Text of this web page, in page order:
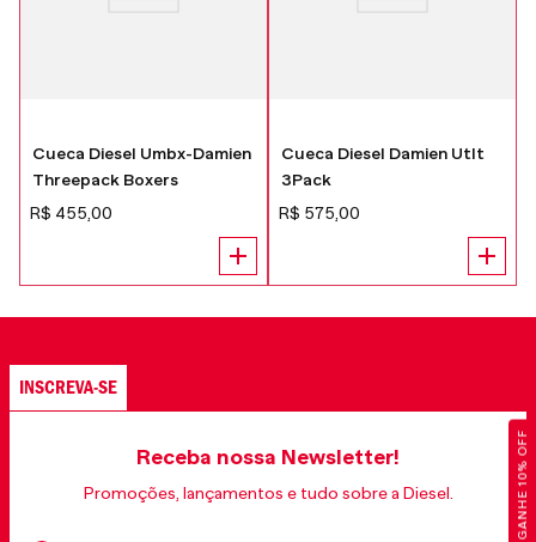
GANHE 10% OFF
Cueca Diesel Umbx-Damien
Threepack Boxers
R$ 455 00
Cueca Diesel Damien Utlt
3Pack
R$ 575 00
INSCREVA-SE
Receba nossa Newsletter!
Promoções, lançamentos e tudo sobre a Diesel.